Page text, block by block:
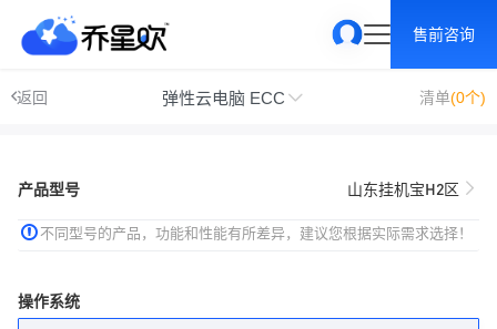
售前咨询
返回 弹性云电脑 ECC 清单(0个)
产品型号 山东挂机宝H2区
不同型号的产品，功能和性能有所差异，建议您根据实际需求选择！
操作系统